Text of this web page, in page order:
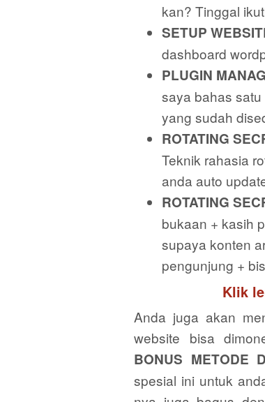
kan? Tinggal
SETUP
dashboard
PLUGIN
saya bahas
yang sudah
ROTATING
Teknik rahasia
anda auto
ROTATING
bukaan + kasih
supaya konten
pengunjung +
Klik
Anda juga akan
website bisa
BONUS METODE
spesial ini untuk